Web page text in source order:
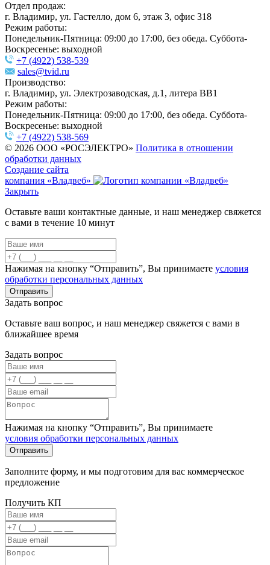
Отдел продаж:
г. Владимир, ул. Гастелло, дом 6, этаж 3, офис 318
Режим работы:
Понедельник-Пятница: 09:00 до 17:00, без обеда. Суббота-
Воскресенье: выходной
+7 (4922) 538-539
sales@tvid.ru
Производство:
г. Владимир, ул. Электрозаводская, д.1, литера ВВ1
Режим работы:
Понедельник-Пятница: 09:00 до 17:00, без обеда. Суббота-
Воскресенье: выходной
+7 (4922) 538-569
© 2026 ООО «РОСЭЛЕКТРО» Политика в отношении
обработки данных
Создание сайта
компания «Владвеб»
Закрыть
Оставьте ваши контактные данные, и наш менеджер свяжется
с вами в течение 10 минут
Нажимая на кнопку “Отправить”, Вы принимаете условия
обработки персональных данных
Задать вопрос
Оставьте ваш вопрос, и наш менеджер свяжется с вами в
ближайшее время
Задать вопрос
Нажимая на кнопку “Отправить”, Вы принимаете
условия обработки персональных данных
Заполните форму, и мы подготовим для вас коммерческое
предложение
Получить КП